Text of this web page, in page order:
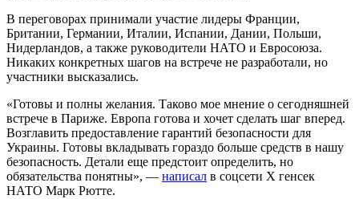
В переговорах принимали участие лидеры Франции,
Британии, Германии, Италии, Испании, Дании, Польши,
Нидерландов, а также руководители НАТО и Евросоюза.
Никаких конкретных шагов на встрече не разработали, но
участники высказались.
«Готовы и полны желания. Таково мое мнение о сегодняшней
встрече в Париже. Европа готова и хочет сделать шаг вперед.
Возглавить предоставление гарантий безопасности для
Украины. Готовы вкладывать гораздо больше средств в нашу
безопасность. Детали еще предстоит определить, но
обязательства понятны», — написал в соцсети X генсек
НАТО Марк Рютте.